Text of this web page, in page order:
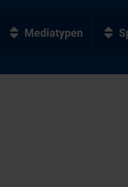
Mediatypen